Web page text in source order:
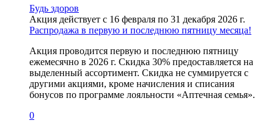
Будь здоров
Акция действует с 16 февраля по 31 декабря 2026 г.
Распродажа в первую и последнюю пятницу месяца!
Акция проводится первую и последнюю пятницу
ежемесячно в 2026 г. Скидка 30% предоставляется на
выделенный ассортимент. Скидка не суммируется с
другими акциями, кроме начисления и списания
бонусов по программе лояльности «Аптечная семья».
0